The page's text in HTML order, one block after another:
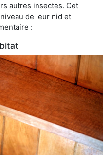
autres insectes. Cet
de leur nid et
: